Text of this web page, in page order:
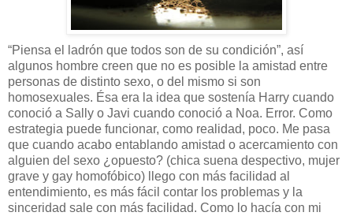
“Piensa el ladrón que todos son de su condición”, así
algunos hombre creen que no es posible la amistad entre
personas de distinto sexo, o del mismo si son
homosexuales. Ésa era la idea que sostenía Harry cuando
conoció a Sally o Javi cuando conoció a Noa. Error. Como
estrategia puede funcionar, como realidad, poco. Me pasa
que cuando acabo entablando amistad o acercamiento con
alguien del sexo ¿opuesto? (chica suena despectivo, mujer
grave y gay homofóbico) llego con más facilidad al
entendimiento, es más fácil contar los problemas y la
sinceridad sale con más facilidad. Como lo hacía con mi